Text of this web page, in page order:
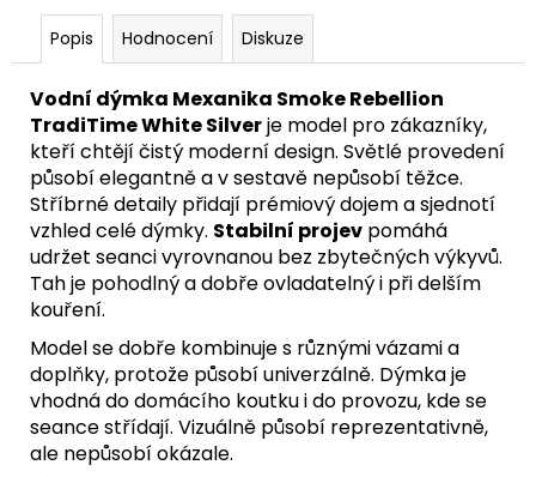
Popis Hodnocení Diskuze
Vodní dýmka Mexanika Smoke Rebellion
TradiTime White Silverje model pro zákazníky,
kteří chtějí čistý moderní design. Světlé provedení
působí elegantně a v sestavě nepůsobí těžce.
Stříbrné detaily přidají prémiový dojem a sjednotí
vzhled celé dýmky. Stabilní projev pomáhá
udržet seanci vyrovnanou bez zbytečných výkyvů.
Tah je pohodlný a dobře ovladatelný i při delším
kouření.
Model se dobře kombinuje s různými vázami a
doplňky, protože působí univerzálně. Dýmka je
vhodná do domácího koutku i do provozu, kde se
seance střídají. Vizuálně působí reprezentativně,
ale nepůsobí okázale.